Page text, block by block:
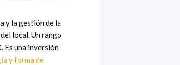
y la gestión de la
local. Un rango
. Es una inversión
y forma de